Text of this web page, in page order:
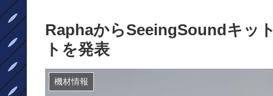
RaphaからSeeingSoundキッ
トを発表
機材情報